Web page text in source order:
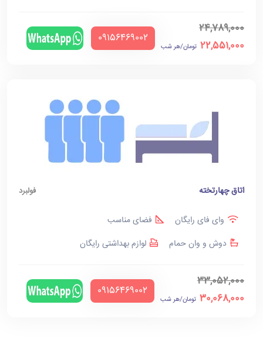
24,789,000
22,551,000 تومان/هر شب
‪09156469002‬
اتاق چهارتخته فولبرد
وای فای رایگان
فضای مناسب
دوش و وان حمام
لوازم بهداشتی رایگان
33,052,000
30,068,000 تومان/هر شب
‪09156469002‬